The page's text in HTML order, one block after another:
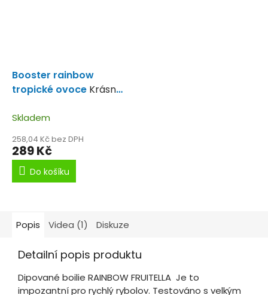
Booster rainbow
tropické ovoce Krásně
Skladem
258,04 Kč bez DPH
289 Kč
Do košíku
Popis Videa (1) Diskuze
Detailní popis produktu
Dipované boilie RAINBOW FRUITELLA Je to
impozantní pro rychlý rybolov. Testováno s velkým